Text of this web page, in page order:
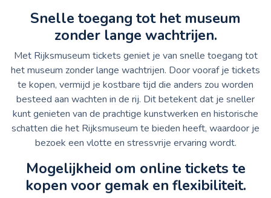
Snelle toegang tot het museum
zonder lange wachtrijen.
Met Rijksmuseum tickets geniet je van snelle toegang tot
het museum zonder lange wachtrijen. Door vooraf je tickets
te kopen, vermijd je kostbare tijd die anders zou worden
besteed aan wachten in de rij. Dit betekent dat je sneller
kunt genieten van de prachtige kunstwerken en historische
schatten die het Rijksmuseum te bieden heeft, waardoor je
bezoek een vlotte en stressvrije ervaring wordt.
Mogelijkheid om online tickets te
kopen voor gemak en flexibiliteit.